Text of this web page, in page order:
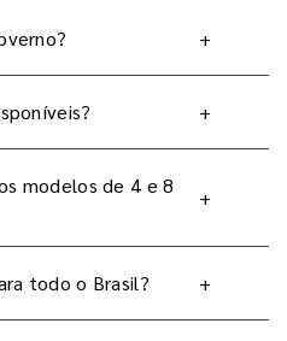
+
+
modelos de 4 e 8
+
todo o Brasil? +